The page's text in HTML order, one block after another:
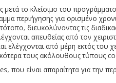
το κλείσιμο του
περιήγησης για ορισμένο
διευκολύνοντας τις
απευθείας από τον
ελέγχονται από μέρη εκτός του
τους ακόλουθους τύπους
που είναι απαραίτητα για την